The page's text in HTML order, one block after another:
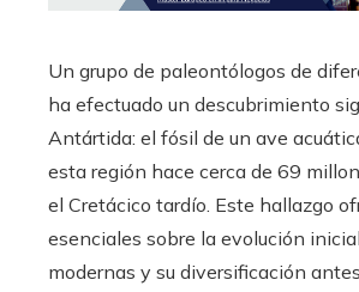
Un grupo de paleontólogos de
ha efectuado un descubrimiento
Antártida: el fósil de un ave
esta región hace cerca de 69
el Cretácico tardío. Este hallazgo
esenciales sobre la evolución
modernas y su diversificación